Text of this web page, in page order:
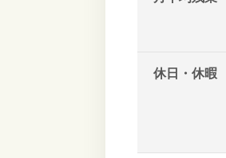
休日・休暇